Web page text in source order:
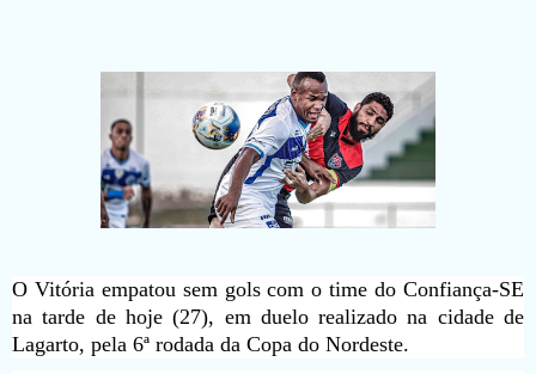
O Vitória empatou sem gols com o time do Confiança-SE
na tarde de hoje (27), em duelo realizado na cidade de
Lagarto, pela 6ª rodada da Copa do Nordeste.